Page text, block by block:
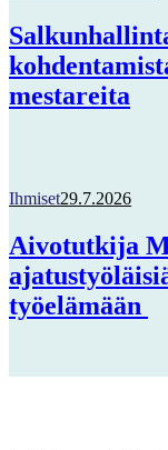
mestareita
Ihmiset29.7.2026
Aivotutkija
työelämään